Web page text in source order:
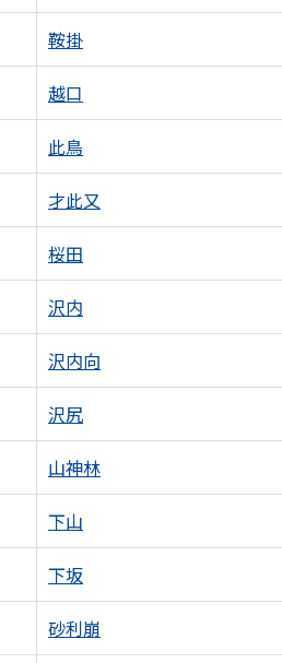
鞍掛
越口
此鳥
才此又
桜田
沢内
沢内向
沢尻
山神林
下山
下坂
砂利崩